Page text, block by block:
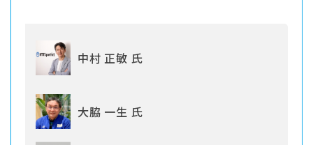
中村 正敏 氏
大脇 一生 氏